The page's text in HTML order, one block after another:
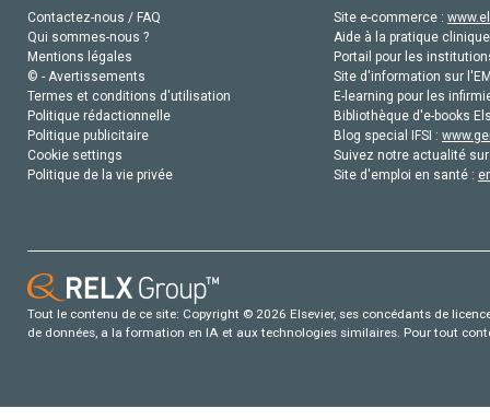
Contactez-nous / FAQ
Qui sommes-nous ?
Mentions légales
© - Avertissements
Termes et conditions d'utilisation
Politique rédactionnelle
Politique publicitaire
Cookie settings
Politique de la vie privée
Site e-commerce :
Aide à la pratique
Portail pour les
Site d'information sur
E-learning pour les
Bibliothèque d'e-books
Blog special IFSI :
Suivez notre actualité
Site d'emploi en santé :
Tout le contenu de ce site: Copyright © 2026 Elsevier, ses concédants de
de données, a la formation en IA et aux technologies similaires. Pour tout